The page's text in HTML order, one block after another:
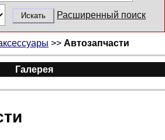
Расширенный поиск
>> Автозапчасти
Галерея